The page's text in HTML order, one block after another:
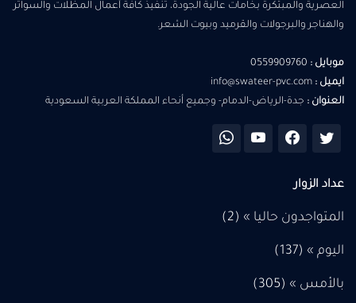
العصرية والمبتكرة بخامات عالية الجودة، تنفيذ كافة أعمال المظلات والسواتر
والهناجر والبرجولات والقرميد وبيوت الشعر.
موبايل : 0559909760
ايميل :
العنوان : جدة-الرياض-الدمام- وجميع أنحاء المملكة العربية السعودية
عداد الزوار
المتواجدون حاليا » (2)
اليوم » (137
)
بالأمس » (305
)